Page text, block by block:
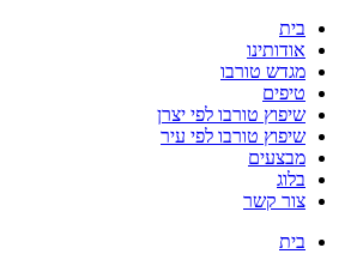
בית
אודותינו
מגדש טורבו
טיפים
שיפוץ טורבו לפי יצרן
שיפוץ טורבו לפי עיר
מבצעים
בלוג
צור קשר
בית